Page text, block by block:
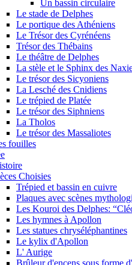
Un bassin circulaire
Le stade de Delphes
Le portique des Athéniens
Le Trésor des Cyrénéens
Trésor des Thébains
Le théâtre de Delphes
La stèle et le Sphinx des
Le trésor des Sicyoniens
La Lesché des Cnidiens
Le trépied de Platée
Le trésor des Siphniens
La Tholos
Le trésor des Massaliotes
fouilles
Choisies
Trépied et bassin en cuivre
Plaques avec scènes
Les Kouroi des Delphes:
Les hymnes à Apollon
Les statues chryséléphantines
Le kylix d'Apollon
L' Aurige
Brûleur d'encens sous forme